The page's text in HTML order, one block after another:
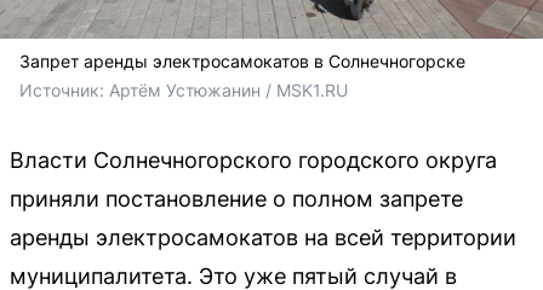
Запрет аренды электросамокатов в Солнечногорске
Источник: Артём Устюжанин / MSK1.RU
Власти Солнечногорского городского округа
приняли постановление о полном запрете
аренды электросамокатов на всей территории
муниципалитета. Это уже пятый случай в